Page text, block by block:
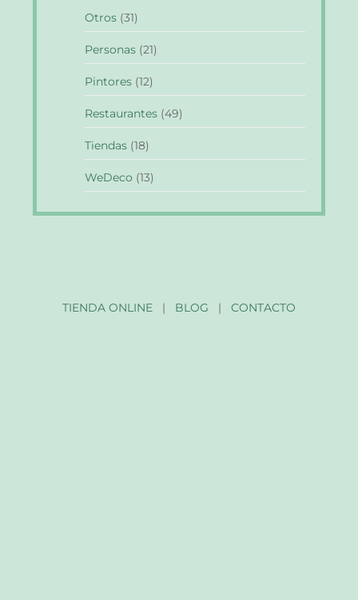
Otros (31)
Personas (21)
Pintores (12)
Restaurantes (49)
Tiendas (18)
WeDeco (13)
TIENDA ONLINE| BLOG | CONTACTO